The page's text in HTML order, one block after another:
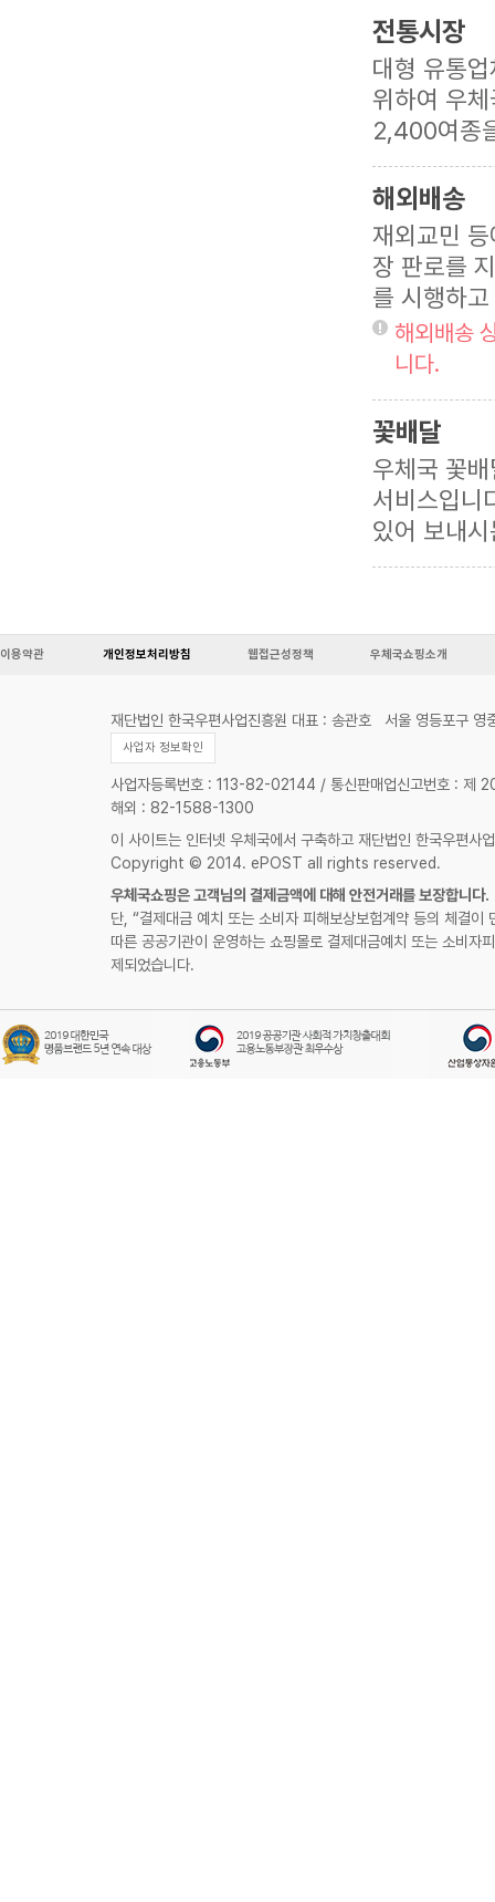
전통시장
대형 유통
위하여 우
2,400여종
해외배송
재외교민
장 판로를
를 시행하
해외배송
니다.
꽃배달
우체국 꽃
서비스입니
있어 보내
이용약관 개인정보처리방침 웹접근성정책 우체국쇼핑소개
재단법인 한국우편사업진흥원 대표 : 송관호 서울 영등포구
사업자 정보확인
사업자등록번호 : 113-82-02144 / 통신판매업신고번호 : 제
해외 : 82-1588-1300
이 사이트는 인터넷 우체국에서 구축하고 재단법인 한국우편사
Copyright © 2014. ePOST all rights reserved.
우체국쇼핑은 고객님의 결제금액에 대해 안전거래를 보장합니다.
단, “결제대금 예치 또는 소비자 피해보상보험계약 등의 체결이
따른 공공기관이 운영하는 쇼핑몰로 결제대금예치 또는 소비자
제되었습니다.